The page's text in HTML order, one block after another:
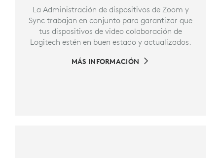
La Administración de dispositivos de Zoom y
Sync trabajan en conjunto para garantizar que
tus dispositivos de video colaboración de
Logitech estén en buen estado y actualizados.
MÁS INFORMACIÓN